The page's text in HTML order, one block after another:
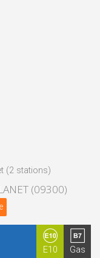
(2 stations)
(09300)
E10 Gas